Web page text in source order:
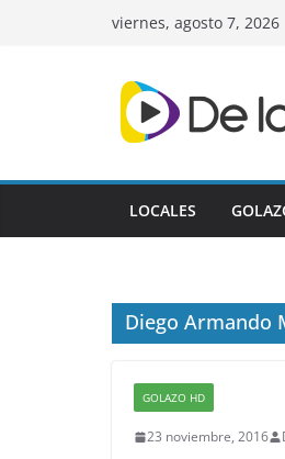
viernes, agosto 7, 2026
LOCALES
Diego Armando
GOLAZO HD
23 noviembre, 2016